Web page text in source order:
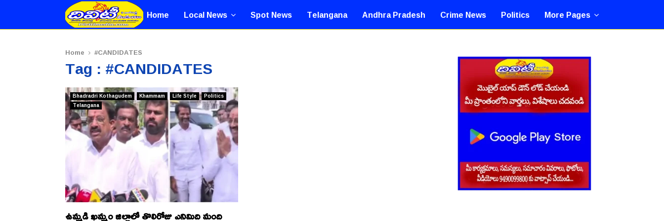
Home Local News Spot News Telangana Andhra Pradesh Crime News Politics More Pages
Home #CANDIDATES
Tag : #CANDIDATES
Bhadradri Kothagudem Khammam Life Style
Politics
Telangana
ఉమ్మడి ఖమ్మం జిల్లాలో తొలిరోజు ఎనిమిది మంది